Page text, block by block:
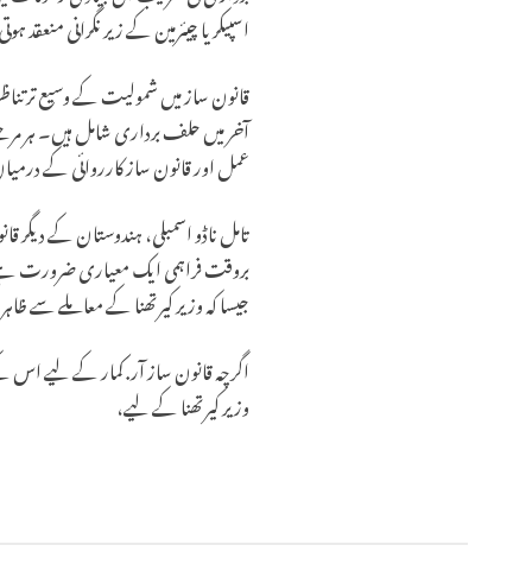
اسپیکر یا چیئرمین کے زیر نگرانی
قانون ساز میں شمولیت کے وسیع تر
آخر میں حلف برداری شامل ہیں۔ ہر
عمل اور قانون ساز کارروائی کے
تامل ناڈو اسمبلی، ہندوستان کے
بروقت فراہمی ایک معیاری ضرورت
جیسا کہ وزیر کیرتھنا کے معاملے سے
اگرچہ قانون ساز آر. کمار کے لیے اس
وزیر کیرتھنا کے لیے،